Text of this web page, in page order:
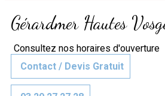
Gérardmer Hautes
Consultez nos horaires d'ouverture
Contact / Devis Gratuit